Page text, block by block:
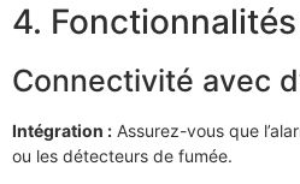
4.
Connectivité avec
Intégration : Assurez-vous que
ou les détecteurs de fumée.